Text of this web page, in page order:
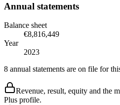
Annual statements
Balance sheet
€8,816,449
Year
2023
8 annual statements are on file for
Revenue, result, equity and the
Plus profile.